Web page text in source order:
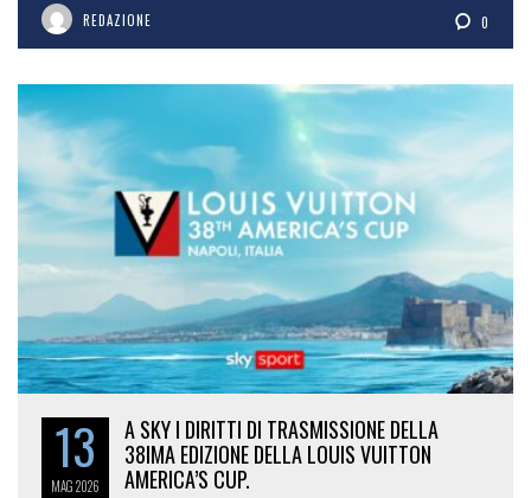
REDAZIONE 0
13
MAG2026
A SKY I DIRITTI DI TRASMISSIONE DELLA
38IMA EDIZIONE DELLA LOUIS VUITTON
AMERICA’S CUP.